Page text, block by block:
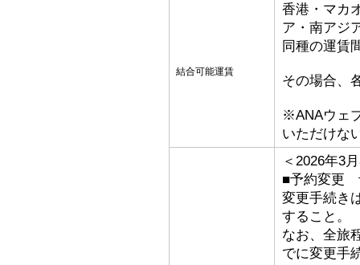
結合可能運賃
香港・マカ
ア・南アジ
同種の運賃
その場合、
※ANAウェ
いただけな
＜2026年3
■予約変更
変更手続き
すること。
なお、全旅
でに変更手